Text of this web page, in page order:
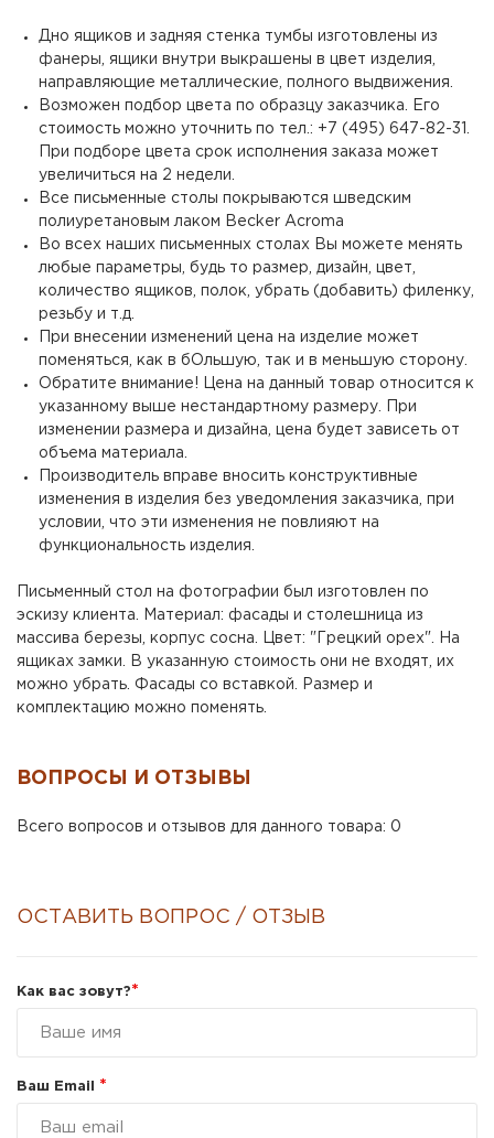
Дно ящиков и задняя стенка тумбы изготовлены из
фанеры, ящики внутри выкрашены в цвет изделия,
направляющие металлические, полного выдвижения.
Возможен подбор цвета по образцу заказчика. Его
стоимость можно уточнить по тел.: +7 (495) 647-82-31.
При подборе цвета срок исполнения заказа может
увеличиться на 2 недели.
Все письменные столы покрываются шведским
полиуретановым лаком Becker Acroma
Во всех наших письменных столах Вы можете менять
любые параметры, будь то размер, дизайн, цвет,
количество ящиков, полок, убрать (добавить) филенку,
резьбу и т.д.
При внесении изменений цена на изделие может
поменяться, как в бОльшую, так и в меньшую сторону.
Обратите внимание! Цена на данный товар относится к
указанному выше нестандартному размеру. При
изменении размера и дизайна, цена будет зависеть от
объема материала.
Производитель вправе вносить конструктивные
изменения в изделия без уведомления заказчика, при
условии, что эти изменения не повлияют на
функциональность изделия.
Письменный стол на фотографии был изготовлен по
эскизу клиента. Материал: фасады и столешница из
массива березы, корпус сосна. Цвет: "Грецкий орех". На
ящиках замки. В указанную стоимость они не входят, их
можно убрать. Фасады со вставкой. Размер и
комплектацию можно поменять.
ВОПРОСЫ И ОТЗЫВЫ
Всего вопросов и отзывов для данного товара: 0
ОСТАВИТЬ ВОПРОС / ОТЗЫВ
Как вас зовут?*
Ваш Email *